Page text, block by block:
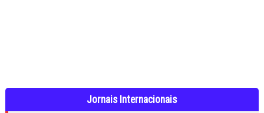
Jornais Internacionais